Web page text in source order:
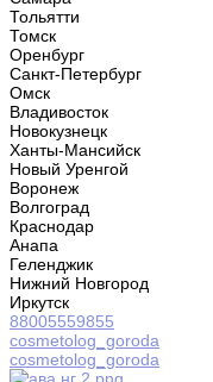
Тольятти
Томск
Оренбург
Санкт-Петербург
Омск
Владивосток
Новокузнецк
Ханты-Мансийск
Новый Уренгой
Воронеж
Волгоград
Краснодар
Анапа
Геленджик
Нижний Новгород
Иркутск
88005559855
cosmetolog_goroda
cosmetolog_goroda